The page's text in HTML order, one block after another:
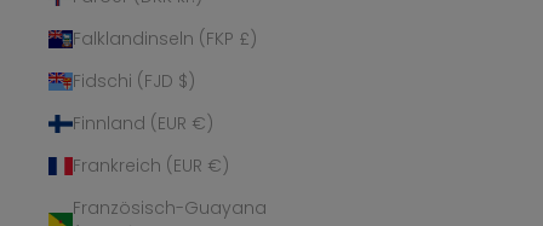
Falklandinseln (FKP £)
Fidschi (FJD $)
Finnland (EUR €)
Frankreich (EUR €)
Französisch-Guayana